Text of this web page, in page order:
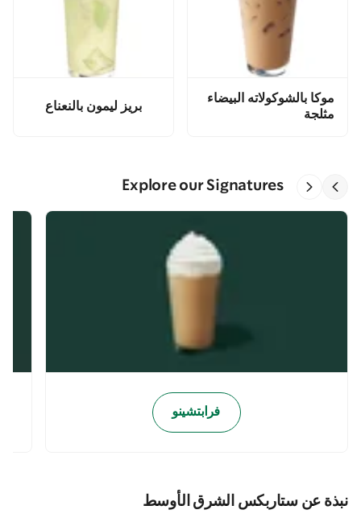
موكا بالشوكولاته البيضاء
مثلجة
بريز ليمون بالنعناع
Explore our Signatures
فرابتشينو
نبذة عن ستاربكس الشرق الأوسط